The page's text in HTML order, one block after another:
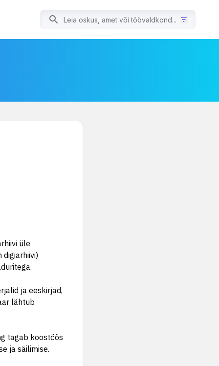
üle
ja eeskirjad,
lähtub
tagab koostöös
ja säilimise.